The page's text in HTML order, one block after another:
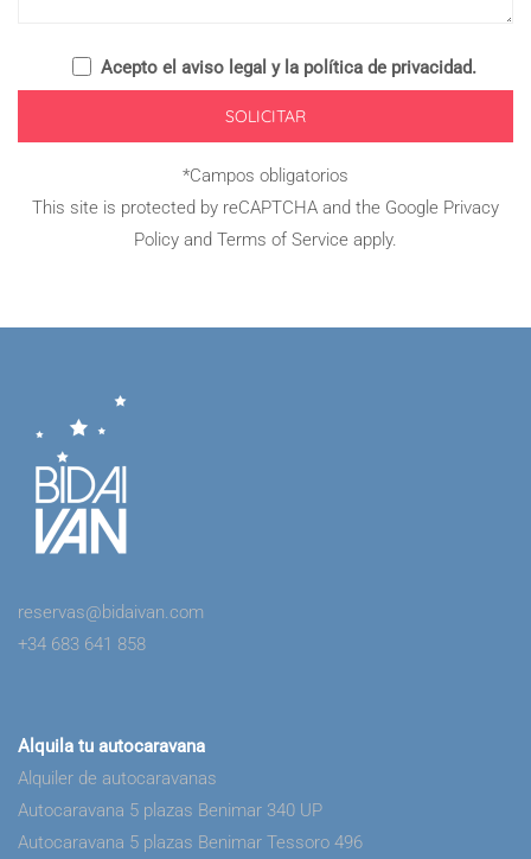
Acepto el aviso legal y la política de privacidad.
*Campos obligatorios
This site is protected by reCAPTCHA and the Google Privacy
Policy and Terms of Service apply.
reservas@bidaivan.com
+34 683 641 858
Alquila tu autocaravana
Alquiler de autocaravanas
Autocaravana 5 plazas Benimar 340 UP
Autocaravana 5 plazas Benimar Tessoro 496